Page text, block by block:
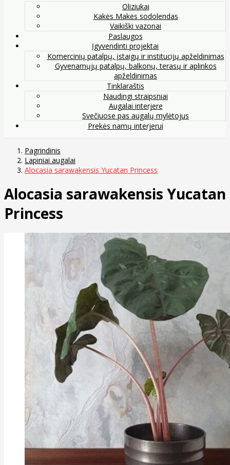
Oliziukai
Kakės Makės sodolendas
Vaikiški vazonai
Paslaugos
Įgyvendinti projektai
Komercinių patalpų, įstaigų ir institucijų apželdinimas
Gyvenamųjų patalpų, balkonų, terasų ir aplinkos
apželdinimas
Tinklaraštis
Naudingi straipsniai
Augalai interjere
Svečiuose pas augalų mylėtojus
Prekės namų interjerui
Pagrindinis
Lapiniai augalai
Alocasia sarawakensis Yucatan Princess
Alocasia sarawakensis Yucatan
Princess